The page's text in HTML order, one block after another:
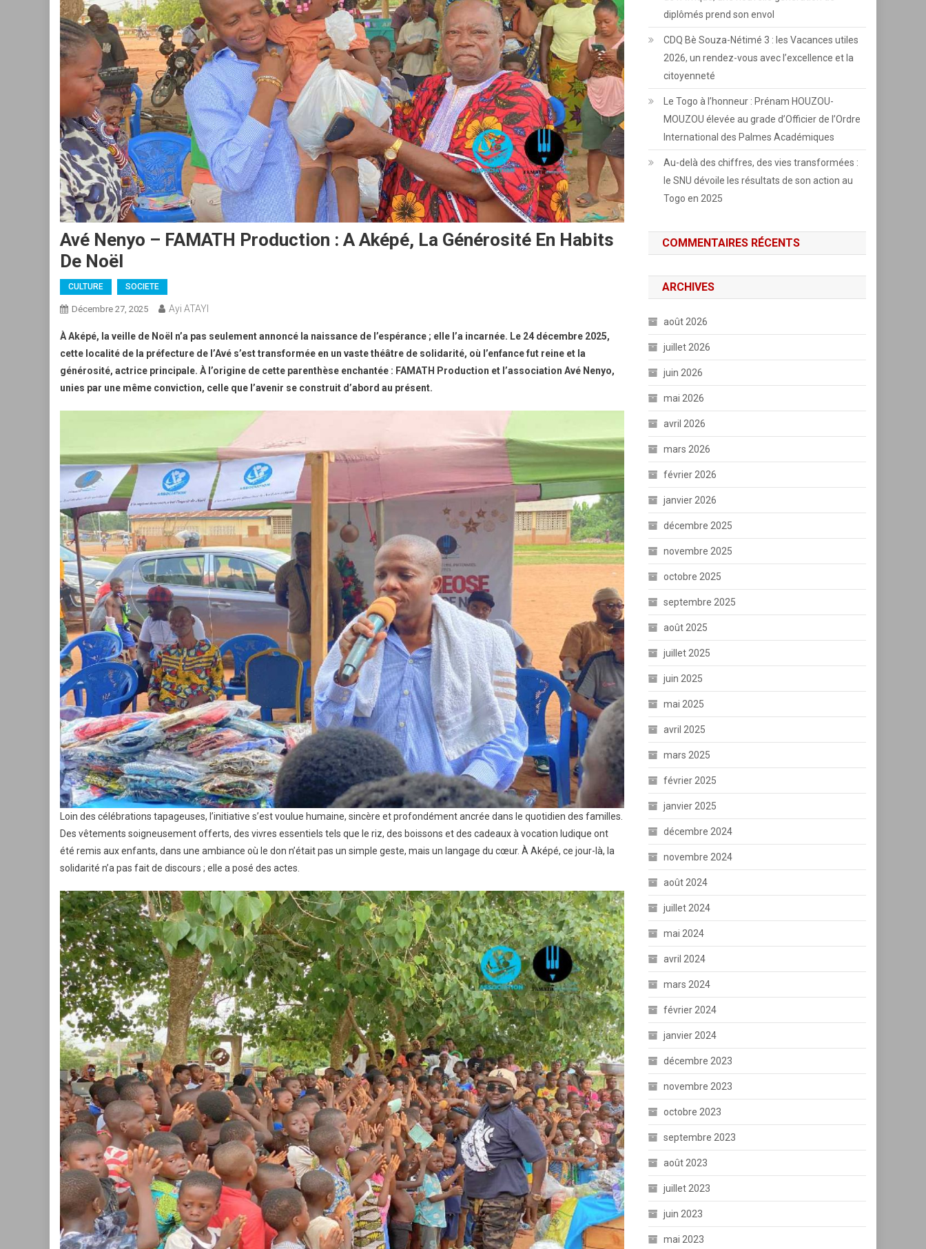
Avé Nenyo – FAMATH Production : A Aképé, La Générosité En Habits
De Noël
CULTURE SOCIETE
Décembre 27, 2025 Ayi ATAYI
À Aképé, la veille de Noël n’a pas seulement annoncé la naissance de l’espérance ; elle l’a incarnée. Le 24 décembre 2025,
cette localité de la préfecture de l’Avé s’est transformée en un vaste théâtre de solidarité, où l’enfance fut reine et la
générosité, actrice principale. À l’origine de cette parenthèse enchantée : FAMATH Production et l’association Avé Nenyo,
unies par une même conviction, celle que l’avenir se construit d’abord au présent.
Loin des célébrations tapageuses, l’initiative s’est voulue humaine, sincère et profondément ancrée dans le quotidien des familles.
Des vêtements soigneusement offerts, des vivres essentiels tels que le riz, des boissons et des cadeaux à vocation ludique ont
été remis aux enfants, dans une ambiance où le don n’était pas un simple geste, mais un langage du cœur. À Aképé, ce jour-là, la
solidarité n’a pas fait de discours ; elle a posé des actes.
diplômés prend son envol
CDQ Bè Souza-Nétimé 3 : les Vacances utiles
2026, un rendez-vous avec l’excellence et la
citoyenneté
Le Togo à l’honneur : Prénam HOUZOU-
MOUZOU élevée au grade d’Officier de l’Ordre
International des Palmes Académiques
Au-delà des chiffres, des vies transformées :
le SNU dévoile les résultats de son action au
Togo en 2025
COMMENTAIRES RÉCENTS
ARCHIVES
août 2026
juillet 2026
juin 2026
mai 2026
avril 2026
mars 2026
février 2026
janvier 2026
décembre 2025
novembre 2025
octobre 2025
septembre 2025
août 2025
juillet 2025
juin 2025
mai 2025
avril 2025
mars 2025
février 2025
janvier 2025
décembre 2024
novembre 2024
août 2024
juillet 2024
mai 2024
avril 2024
mars 2024
février 2024
janvier 2024
décembre 2023
novembre 2023
octobre 2023
septembre 2023
août 2023
juillet 2023
juin 2023
mai 2023